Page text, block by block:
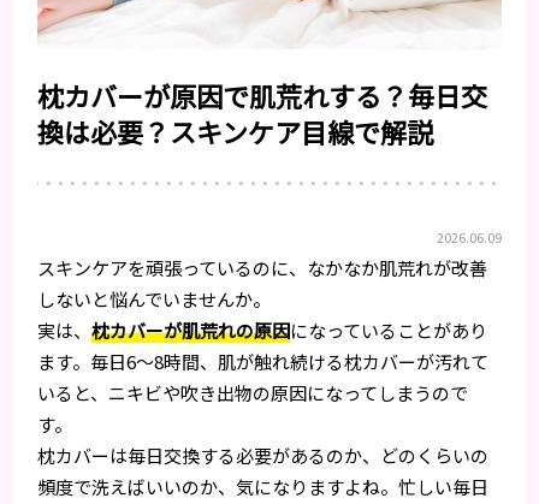
枕カバーが原因で肌荒れする？毎日交
換は必要？スキンケア目線で解説
2026.06.09
スキンケアを頑張っているのに、なかなか肌荒れが改善
しないと悩んでいませんか。
実は、枕カバーが肌荒れの原因になっていることがあり
ます。毎日6〜8時間、肌が触れ続ける枕カバーが汚れて
いると、ニキビや吹き出物の原因になってしまうので
す。
枕カバーは毎日交換する必要があるのか、どのくらいの
頻度で洗えばいいのか、気になりますよね。忙しい毎日